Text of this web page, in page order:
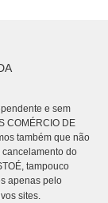
e sem
COMÉRCIO DE
também que não
do
tampouco
apenas pelo
sites.